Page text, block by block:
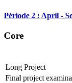
Période 2 : April -
Core
Long Project
Final project